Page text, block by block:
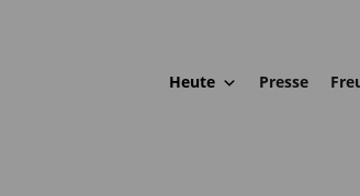
Heute Presse